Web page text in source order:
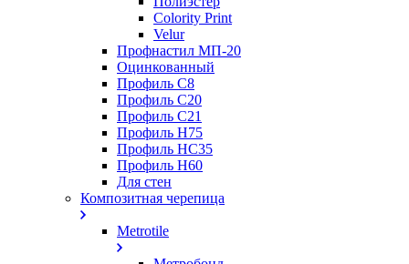
Colority Print
Velur
Профнастил МП-20
Оцинкованный
Профиль С8
Профиль С20
Профиль С21
Профиль Н75
Профиль НС35
Профиль Н60
Для стен
Композитная черепица
Metrotile